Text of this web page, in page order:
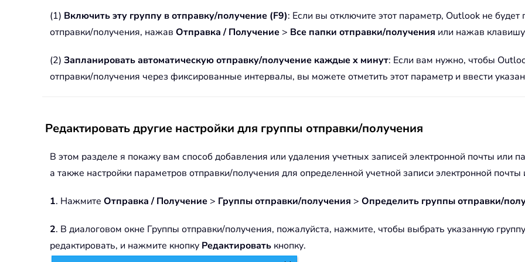
(1) Включить эту группу в отправку/получение (F9): Если вы отключите этот параметр, Outlook не
отправки/получения, нажав Отправка / Получение > Все папки отправки/получения или нажав
(2) Запланировать автоматическую отправку/получение каждые x минут: Если вам нужно, чтобы
отправки/получения через фиксированные интервалы, вы можете отметить этот параметр и ввести
Редактировать другие настройки для группы отправки/получения
В этом разделе я покажу вам способ добавления или удаления учетных записей электронной почты или
а также настройки параметров отправки/получения для определенной учетной записи электронной почты
1. Нажмите Отправка / Получение > Группы отправки/получения > Определить группы отправки/
2. В диалоговом окне Группы отправки/получения, пожалуйста, нажмите, чтобы выбрать указанную
редактировать, и нажмите кнопку Редактировать кнопку.